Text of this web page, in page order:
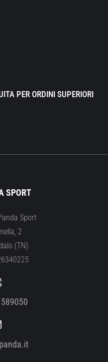
PER ORDINI SUPERIORI
SPORT
Sport
2
(TN)